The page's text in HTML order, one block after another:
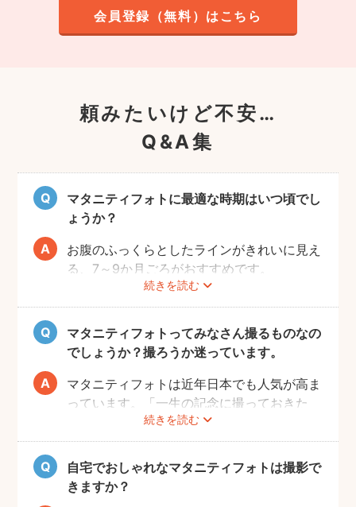
会員登録（無料）はこちら
頼みたいけど不安…
Q&A集
マタニティフォトに最適な時期はいつ頃でし
ょうか？
続きを読む
お腹のふっくらとしたラインがきれいに見え
る、7～9か月ごろがおすすめです。
赤ちゃんが出産予定日よりも早く誕生するこ
ともありますので、臨月までの撮影をご検討
いただければと思います。
マタニティフォトってみなさん撮るものなの
でしょうか？撮ろうか迷っています。
続きを読む
マタニティフォトは近年日本でも人気が高ま
っています。「一生の記念に撮っておきた
い」と考える方が増えているようです。
また、マタニティフォトを撮るべきか迷って
いらっしゃる方の多くに、「衣装がはずかし
い」「素肌を見られたくない」と考える方も
多いようです。
自宅でおしゃれなマタニティフォトは撮影で
きますか？